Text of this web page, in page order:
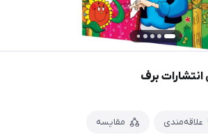
علاقه‌مندی مقایسه